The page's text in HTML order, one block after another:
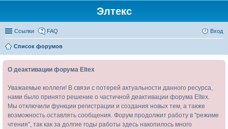
Элтекс
Ссылки FAQ Вход
Список форумов
О деактивации форума Eltex
Уважаемые коллеги! В связи с потерей актуальности данного ресурса,
нами было принято решение о частичной деактивации форума Eltex.
Мы отключили функции регистрации и создания новых тем, а также
возможность оставлять сообщения. Форум продолжит работу в "режиме
чтения", так как за долгие годы работы здесь накопилось много